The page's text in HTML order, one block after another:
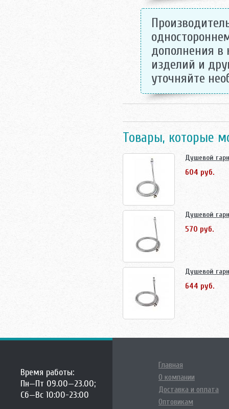
дополнения
изделий и
уточняйте
Товары, которые
Душевой
604 руб.
Душевой
570 руб.
Душевой
644 руб.
Время работы:
Пн—Пт 09.00—23.00;
Сб—Вс 10:00-23:00
Главная
О компании
Доставка и оплата
Оптовикам